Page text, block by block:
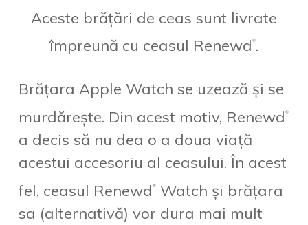
Aceste brățări de ceas sunt livrate
împreună cu ceasul Renewd ®.
Brățara Apple Watch se uzează și se
murdărește. Din acest motiv, Renewd®
a decis să nu dea o a doua viață
acestui accesoriu al ceasului. În acest
fel, ceasul Renewd®
Watch și brățara
sa (alternativă) vor dura mai mult